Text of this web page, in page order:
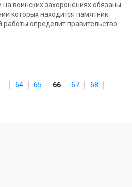
воинских захоронениях обязаны
которых находится памятник.
работы определит правительство
64 65 66 67 68